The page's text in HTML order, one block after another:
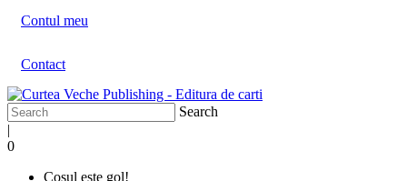
Contul meu
Contact
Search
|
0
Coșul este gol!